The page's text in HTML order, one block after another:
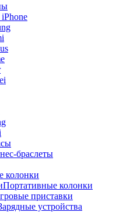
браслеты
колонки
Портативные колонки
приставки
устройства